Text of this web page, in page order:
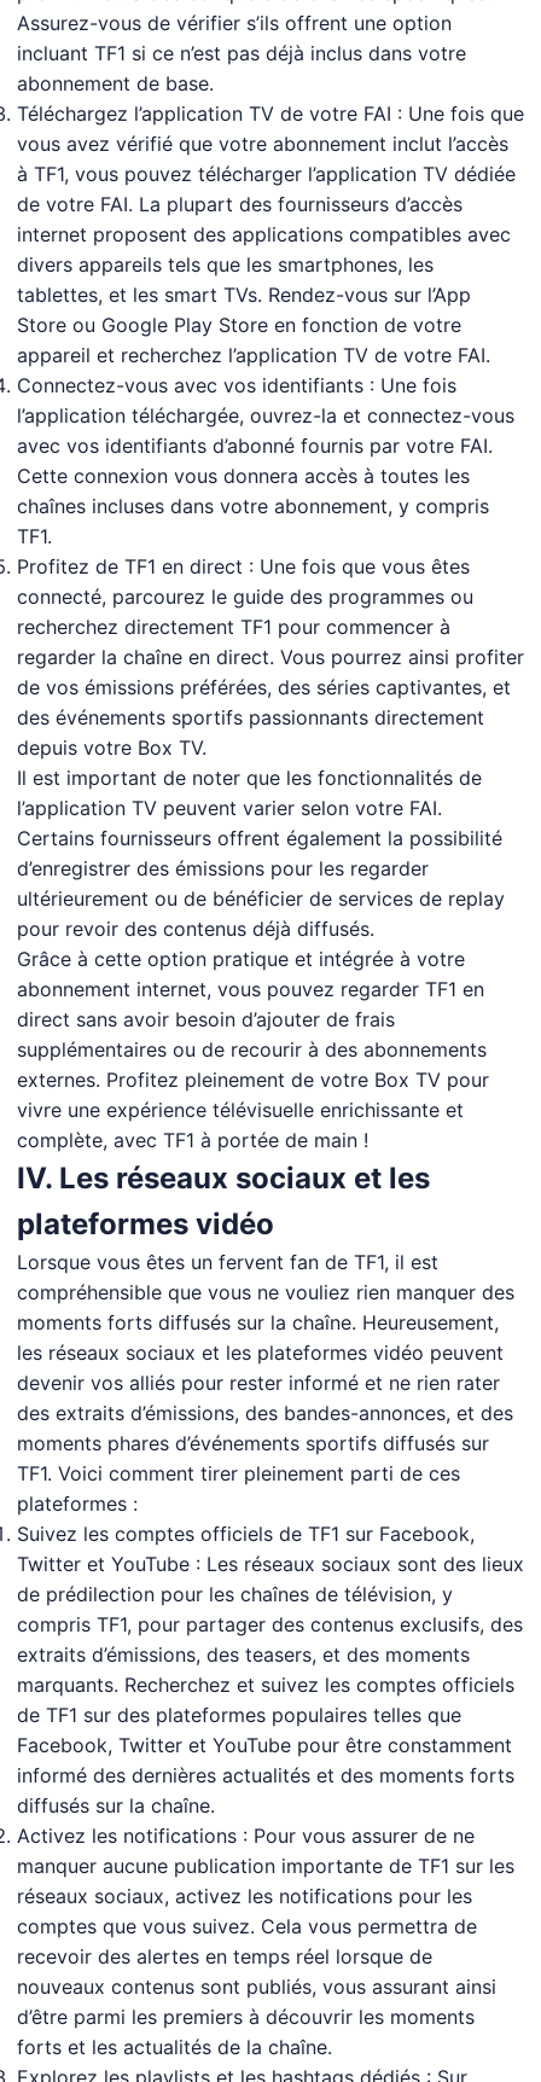
Assurez-vous de vérifier s’ils offrent une option
incluant TF1 si ce n’est pas déjà inclus dans votre
abonnement de base.
Téléchargez l’application TV de votre FAI : Une fois que
vous avez vérifié que votre abonnement inclut l’accès
à TF1, vous pouvez télécharger l’application TV dédiée
de votre FAI. La plupart des fournisseurs d’accès
internet proposent des applications compatibles avec
divers appareils tels que les smartphones, les
tablettes, et les smart TVs. Rendez-vous sur l’App
Store ou Google Play Store en fonction de votre
appareil et recherchez l’application TV de votre FAI.
Connectez-vous avec vos identifiants : Une fois
l’application téléchargée, ouvrez-la et connectez-vous
avec vos identifiants d’abonné fournis par votre FAI.
Cette connexion vous donnera accès à toutes les
chaînes incluses dans votre abonnement, y compris
TF1.
Profitez de TF1 en direct : Une fois que vous êtes
connecté, parcourez le guide des programmes ou
recherchez directement TF1 pour commencer à
regarder la chaîne en direct. Vous pourrez ainsi profiter
de vos émissions préférées, des séries captivantes, et
des événements sportifs passionnants directement
depuis votre Box TV.
Il est important de noter que les fonctionnalités de
l’application TV peuvent varier selon votre FAI.
Certains fournisseurs offrent également la possibilité
d’enregistrer des émissions pour les regarder
ultérieurement ou de bénéficier de services de replay
pour revoir des contenus déjà diffusés.
Grâce à cette option pratique et intégrée à votre
abonnement internet, vous pouvez regarder TF1 en
direct sans avoir besoin d’ajouter de frais
supplémentaires ou de recourir à des abonnements
externes. Profitez pleinement de votre Box TV pour
vivre une expérience télévisuelle enrichissante et
complète, avec TF1 à portée de main !
IV. Les réseaux sociaux et les
plateformes vidéo
Lorsque vous êtes un fervent fan de TF1, il est
compréhensible que vous ne vouliez rien manquer des
moments forts diffusés sur la chaîne. Heureusement,
les réseaux sociaux et les plateformes vidéo peuvent
devenir vos alliés pour rester informé et ne rien rater
des extraits d’émissions, des bandes-annonces, et des
moments phares d’événements sportifs diffusés sur
TF1. Voici comment tirer pleinement parti de ces
plateformes :
Suivez les comptes officiels de TF1 sur Facebook,
Twitter et YouTube : Les réseaux sociaux sont des lieux
de prédilection pour les chaînes de télévision, y
compris TF1, pour partager des contenus exclusifs, des
extraits d’émissions, des teasers, et des moments
marquants. Recherchez et suivez les comptes officiels
de TF1 sur des plateformes populaires telles que
Facebook, Twitter et YouTube pour être constamment
informé des dernières actualités et des moments forts
diffusés sur la chaîne.
Activez les notifications : Pour vous assurer de ne
manquer aucune publication importante de TF1 sur les
réseaux sociaux, activez les notifications pour les
comptes que vous suivez. Cela vous permettra de
recevoir des alertes en temps réel lorsque de
nouveaux contenus sont publiés, vous assurant ainsi
d’être parmi les premiers à découvrir les moments
forts et les actualités de la chaîne.
Explorez les playlists et les hashtags dédiés : Sur